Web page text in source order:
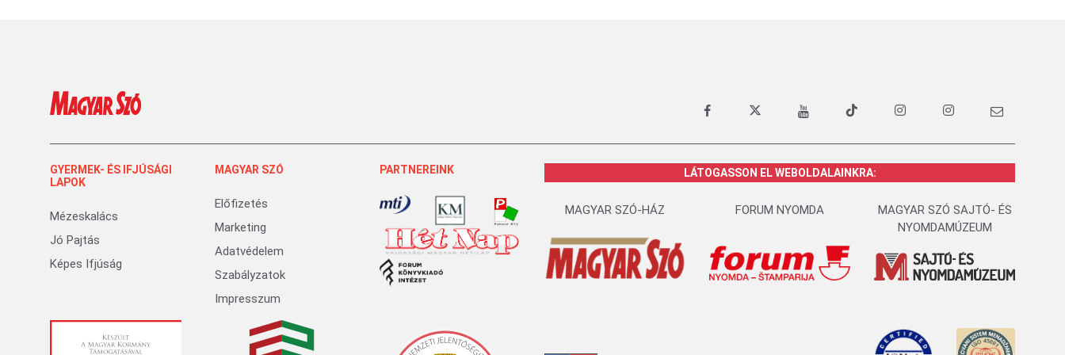
GYERMEK- ÉS IFJÚSÁGI
LAPOK
Mézeskalács
Jó Pajtás
Képes Ifjúság
MAGYAR SZÓ
Előfizetés
Marketing
Adatvédelem
Szabályzatok
Impresszum
PARTNEREINK LÁTOGASSON EL WEBOLDALAINKRA:
MAGYAR SZÓ-HÁZ FORUM NYOMDA
MAGYAR SZÓ SAJTÓ- ÉS
NYOMDAMÚZEUM